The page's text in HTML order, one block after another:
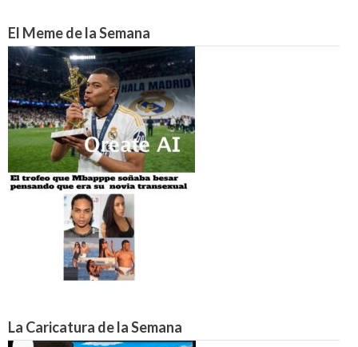
El Meme de la Semana
La Caricatura de la Semana